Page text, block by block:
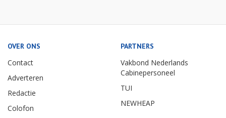
OVER ONS
Contact
Adverteren
Redactie
Colofon
PARTNERS
Vakbond Nederlands
Cabinepersoneel
TUI
NEWHEAP